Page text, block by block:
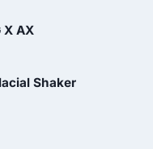
X AX
Shaker